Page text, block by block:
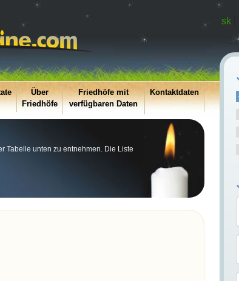
Über
Friedhöfe
Friedhöfe mit
verfügbaren Daten
Kontaktdaten
Tabelle unten zu entnehmen. Die Liste
sk|